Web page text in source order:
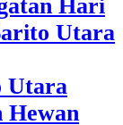
Hari
Utara
Utara
Hewan